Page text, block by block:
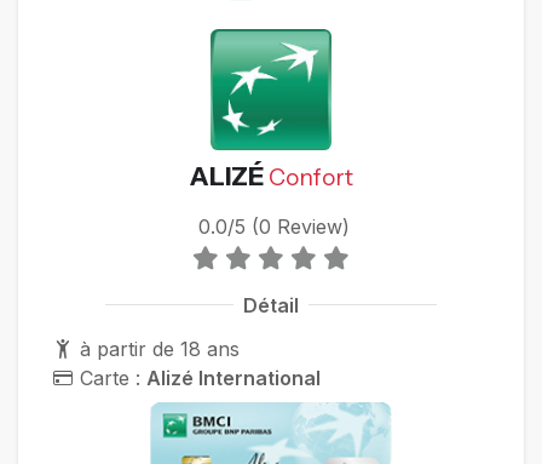
ALIZÉ Confort
0.0/5 (0 Review)
Détail
à partir de 18 ans
Carte : Alizé International